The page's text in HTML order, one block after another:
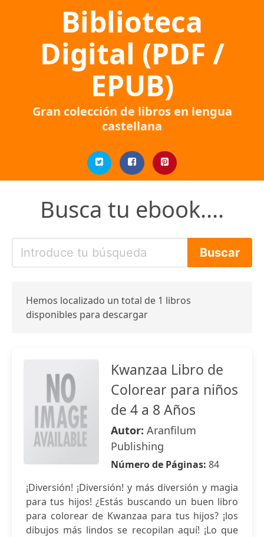
Biblioteca
Digital (PDF /
EPUB)
Gran colección de libros en lengua
castellana
Busca tu ebook....
Hemos localizado un total de 1 libros
disponibles para descargar
Kwanzaa Libro de
Colorear para niños
de 4 a 8 Años
Autor: Aranfilum
Publishing
Número de Páginas: 84
¡Diversión! ¡Diversión! y más diversión y magia
para tus hijos! ¿Estás buscando un buen libro
para colorear de Kwanzaa para tus hijos? ¡los
dibujos más lindos se recopilan aquí! ¡Lo que